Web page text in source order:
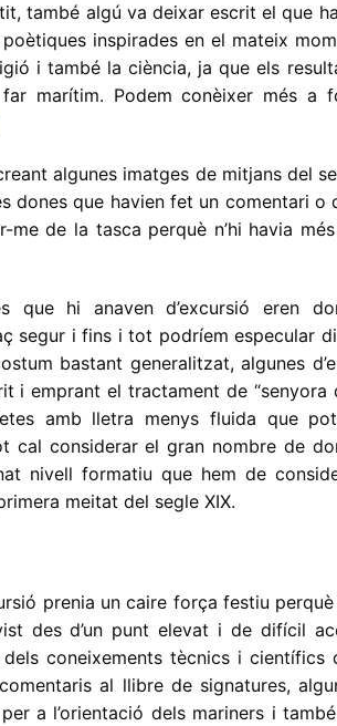
també algú va deixar escrit el que
inspirades en el mateix
i també la ciència, ja que els
marítim. Podem conèixer més a
algunes imatges de mitjans del
dones que havien fet un comentari o
de la tasca perquè n’hi havia
hi anaven d’excursió eren
segur i fins i tot podríem especular
bastant generalitzat, algunes
i emprant el tractament de “senyora
amb lletra menys fluida que
cal considerar el gran nombre de
nivell formatiu que hem de
meitat del segle XIX.
prenia un caire força festiu
des d’un punt elevat i de difícil
coneixements tècnics i científics
al llibre de signatures,
a l’orientació dels mariners i